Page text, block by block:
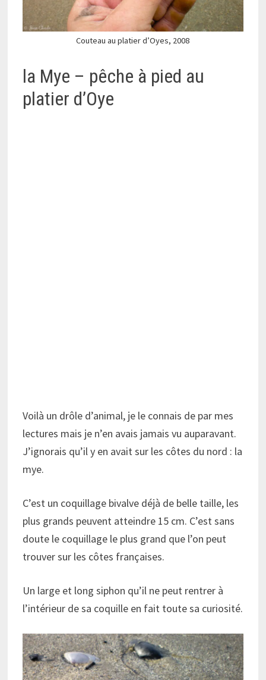
Couteau au platier d’Oyes, 2008
la Mye – pêche à pied au
platier d’Oye
Voilà un drôle d’animal, je le connais de par mes
lectures mais je n’en avais jamais vu auparavant.
J’ignorais qu’il y en avait sur les côtes du nord : la
mye.
C’est un coquillage bivalve déjà de belle taille, les
plus grands peuvent atteindre 15 cm. C’est sans
doute le coquillage le plus grand que l’on peut
trouver sur les côtes françaises.
Un large et long siphon qu’il ne peut rentrer à
l’intérieur de sa coquille en fait toute sa curiosité.